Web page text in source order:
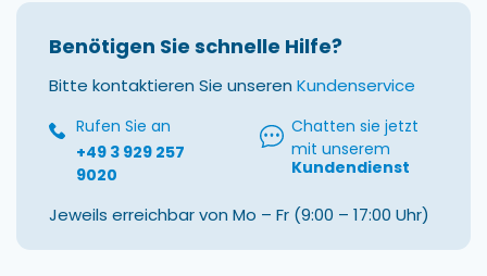
Benötigen Sie schnelle Hilfe?
Bitte kontaktieren Sie unseren Kundenservice
Rufen Sie an
+49 3 929 257
9020
Chatten sie jetzt
mit unserem
Kundendienst
Jeweils erreichbar von Mo – Fr (9:00 – 17:00 Uhr)